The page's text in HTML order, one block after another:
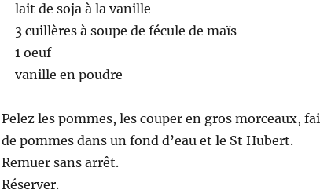
– lait de soja à la vanille
– 3 cuillères à soupe de fécule de maïs
– 1 oeuf
– vanille en poudre
Pelez les pommes, les couper en gros morceaux,
de pommes dans un fond d’eau et le St Hubert.
Remuer sans arrêt.
Réserver.